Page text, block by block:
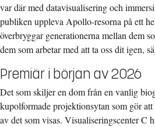
var där med datavisualisering och
publiken uppleva Apollo-resorna på ett
överbryggar generationerna mellan dem
dem som arbetar med att ta oss dit igen,
Premiär i början av 2026
Det som skiljer en dom från en vanlig
kupolformade projektionsytan som gör
av det som visas. Visualiseringscenter C